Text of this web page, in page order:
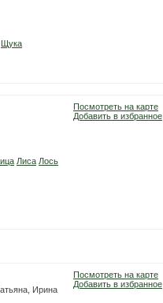
Щука
Лиса Лось
Посмотреть на карте
Добавить в избранное
Ирина
Посмотреть на карте
Добавить в избранное